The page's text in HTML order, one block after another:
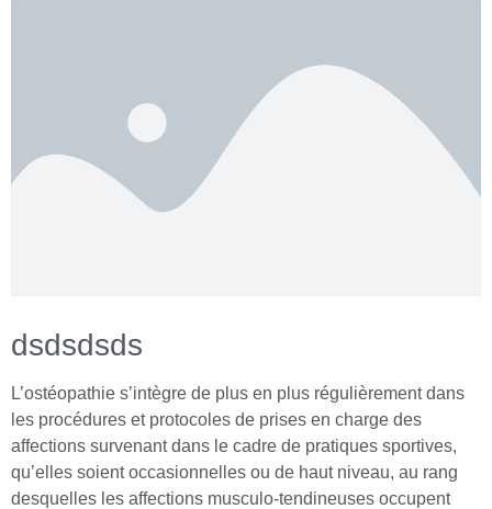
dsdsdsds
L’ostéopathie s’intègre de plus en plus régulièrement dans
les procédures et protocoles de prises en charge des
affections survenant dans le cadre de pratiques sportives,
qu’elles soient occasionnelles ou de haut niveau, au rang
desquelles les affections musculo-tendineuses occupent